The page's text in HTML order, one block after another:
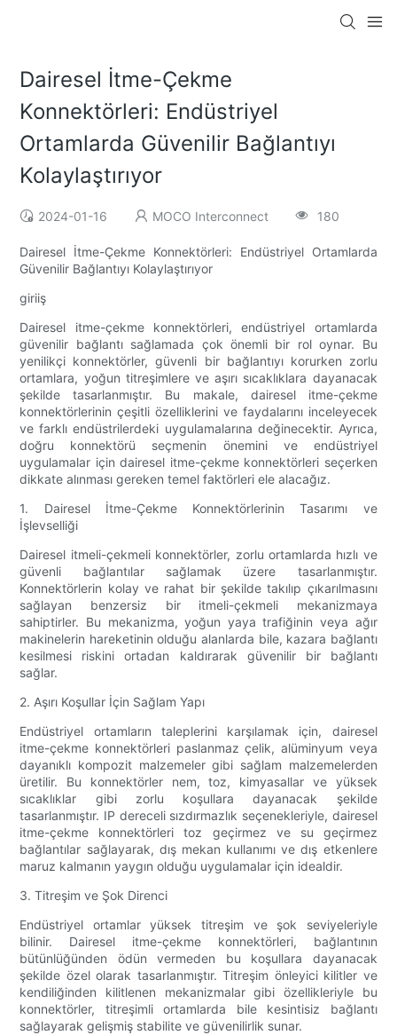
Dairesel İtme-Çekme
Konnektörleri: Endüstriyel
Ortamlarda Güvenilir Bağlantıyı
Kolaylaştırıyor
2024-01-16 MOCO Interconnect 180
Dairesel İtme-Çekme Konnektörleri: Endüstriyel Ortamlarda
Güvenilir Bağlantıyı Kolaylaştırıyor
giriiş
Dairesel itme-çekme konnektörleri, endüstriyel ortamlarda
güvenilir bağlantı sağlamada çok önemli bir rol oynar. Bu
yenilikçi konnektörler, güvenli bir bağlantıyı korurken zorlu
ortamlara, yoğun titreşimlere ve aşırı sıcaklıklara dayanacak
şekilde tasarlanmıştır. Bu makale, dairesel itme-çekme
konnektörlerinin çeşitli özelliklerini ve faydalarını inceleyecek
ve farklı endüstrilerdeki uygulamalarına değinecektir. Ayrıca,
doğru konnektörü seçmenin önemini ve endüstriyel
uygulamalar için dairesel itme-çekme konnektörleri seçerken
dikkate alınması gereken temel faktörleri ele alacağız.
1. Dairesel İtme-Çekme Konnektörlerinin Tasarımı ve
İşlevselliği
Dairesel itmeli-çekmeli konnektörler, zorlu ortamlarda hızlı ve
güvenli bağlantılar sağlamak üzere tasarlanmıştır.
Konnektörlerin kolay ve rahat bir şekilde takılıp çıkarılmasını
sağlayan benzersiz bir itmeli-çekmeli mekanizmaya
sahiptirler. Bu mekanizma, yoğun yaya trafiğinin veya ağır
makinelerin hareketinin olduğu alanlarda bile, kazara bağlantı
kesilmesi riskini ortadan kaldırarak güvenilir bir bağlantı
sağlar.
2. Aşırı Koşullar İçin Sağlam Yapı
Endüstriyel ortamların taleplerini karşılamak için, dairesel
itme-çekme konnektörleri paslanmaz çelik, alüminyum veya
dayanıklı kompozit malzemeler gibi sağlam malzemelerden
üretilir. Bu konnektörler nem, toz, kimyasallar ve yüksek
sıcaklıklar gibi zorlu koşullara dayanacak şekilde
tasarlanmıştır. IP dereceli sızdırmazlık seçenekleriyle, dairesel
itme-çekme konnektörleri toz geçirmez ve su geçirmez
bağlantılar sağlayarak, dış mekan kullanımı ve dış etkenlere
maruz kalmanın yaygın olduğu uygulamalar için idealdir.
3. Titreşim ve Şok Direnci
Endüstriyel ortamlar yüksek titreşim ve şok seviyeleriyle
bilinir. Dairesel itme-çekme konnektörleri, bağlantının
bütünlüğünden ödün vermeden bu koşullara dayanacak
şekilde özel olarak tasarlanmıştır. Titreşim önleyici kilitler ve
kendiliğinden kilitlenen mekanizmalar gibi özellikleriyle bu
konnektörler, titreşimli ortamlarda bile kesintisiz bağlantı
sağlayarak gelişmiş stabilite ve güvenilirlik sunar.